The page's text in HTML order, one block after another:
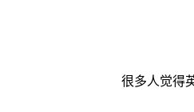
很多人觉得